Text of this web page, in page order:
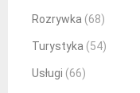
Rozrywka (68)
Turystyka (54)
Usługi (66)